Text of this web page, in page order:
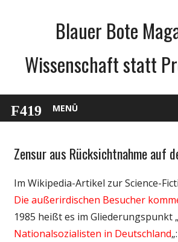
Blauer Bote
Wissenschaft statt
MENÜ
Gesellschaft
Politik
Unterhaltung
Zensur aus Rücksichtnahme auf
Im Wikipedia-Artikel zur Science-
Die außerirdischen Besucher
1985 heißt es im Gliederungspunkt „
Nationalsozialisten in Deutschland